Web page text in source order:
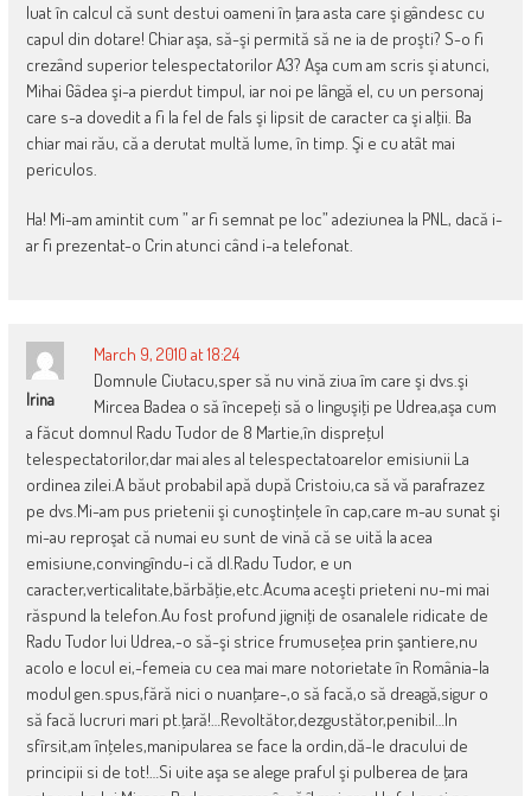
luat în calcul că sunt destui oameni în ţara asta care şi gândesc cu
capul din dotare! Chiar aşa, să-şi permită să ne ia de proşti? S-o fi
crezând superior telespectatorilor A3? Aşa cum am scris şi atunci,
Mihai Gâdea şi-a pierdut timpul, iar noi pe lângă el, cu un personaj
care s-a dovedit a fi la fel de fals şi lipsit de caracter ca şi alţii. Ba
chiar mai rău, că a derutat multă lume, în timp. Şi e cu atât mai
periculos.
Ha! Mi-am amintit cum ” ar fi semnat pe loc” adeziunea la PNL, dacă i-
ar fi prezentat-o Crin atunci când i-a telefonat.
Irina
March 9, 2010 at 18:24
Domnule Ciutacu,sper să nu vină ziua îm care şi dvs.şi
Mircea Badea o să începeţi să o linguşiţi pe Udrea,aşa cum
a făcut domnul Radu Tudor de 8 Martie,în dispreţul
telespectatorilor,dar mai ales al telespectatoarelor emisiunii La
ordinea zilei.A băut probabil apă după Cristoiu,ca să vă parafrazez
pe dvs.Mi-am pus prietenii şi cunoştinţele în cap,care m-au sunat şi
mi-au reproşat că numai eu sunt de vină că se uită la acea
emisiune,convingîndu-i că dl.Radu Tudor, e un
caracter,verticalitate,bărbăţie,etc.Acuma aceşti prieteni nu-mi mai
răspund la telefon.Au fost profund jigniţi de osanalele ridicate de
Radu Tudor lui Udrea,-o să-şi strice frumuseţea prin şantiere,nu
acolo e locul ei,-femeia cu cea mai mare notorietate în România-la
modul gen.spus,fără nici o nuanţare-,o să facă,o să dreagă,sigur o
să facă lucruri mari pt.ţară!…Revoltător,dezgustător,penibil…In
sfîrsit,am înţeles,manipularea se face la ordin,dă-le dracului de
principii si de tot!…Si uite aşa se alege praful şi pulberea de ţara